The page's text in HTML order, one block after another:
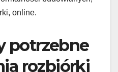
online.
potrzebne
rozbiórki